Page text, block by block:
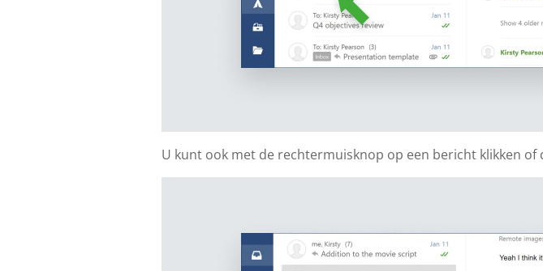
U kunt ook met de rechtermuisknop op een bericht klikken